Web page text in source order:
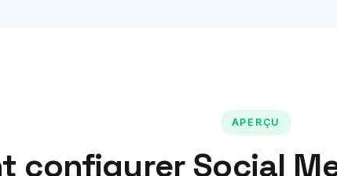
APERÇU
configurer Social